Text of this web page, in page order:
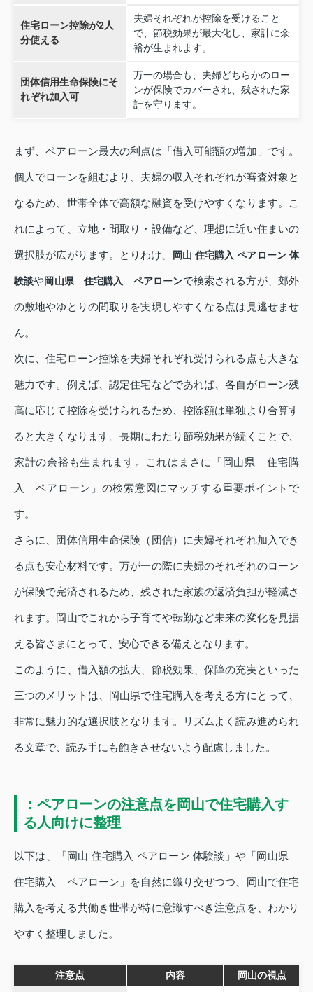
住宅ローン控除が2人
分使える
夫婦それぞれが控除を受けること
で、節税効果が最大化し、家計に余
裕が生まれます。
団体信用生命保険にそ
れぞれ加入可
万一の場合も、夫婦どちらかのロー
ンが保険でカバーされ、残された家
計を守ります。
まず、ペアローン最大の利点は「借入可能額の増加」です。
個人でローンを組むより、夫婦の収入それぞれが審査対象と
なるため、世帯全体で高額な融資を受けやすくなります。こ
れによって、立地・間取り・設備など、理想に近い住まいの
選択肢が広がります。とりわけ、 岡山 住宅購入 ペアローン 体
験談や岡山県 住宅購入 ペアローンで検索される方が、郊外
の敷地やゆとりの間取りを実現しやすくなる点は見逃せませ
ん。
次に、住宅ローン控除を夫婦それぞれ受けられる点も大きな
魅力です。例えば、認定住宅などであれば、各自がローン残
高に応じて控除を受けられるため、控除額は単独より合算す
ると大きくなります。長期にわたり節税効果が続くことで、
家計の余裕も生まれます。これはまさに「岡山県 住宅購
入 ペアローン」の検索意図にマッチする重要ポイントで
す。
さらに、団体信用生命保険（団信）に夫婦それぞれ加入でき
る点も安心材料です。万が一の際に夫婦のそれぞれのローン
が保険で完済されるため、残された家族の返済負担が軽減さ
れます。岡山でこれから子育てや転勤など未来の変化を見据
える皆さまにとって、安心できる備えとなります。
このように、借入額の拡大、節税効果、保障の充実といった
三つのメリットは、岡山県で住宅購入を考える方にとって、
非常に魅力的な選択肢となります。リズムよく読み進められ
る文章で、読み手にも飽きさせないよう配慮しました。
：ペアローンの注意点を岡山で住宅購入す
る人向けに整理
以下は、「岡山 住宅購入 ペアローン 体験談」や「岡山県
住宅購入 ペアローン」を自然に織り交ぜつつ、岡山で住宅
購入を考える共働き世帯が特に意識すべき注意点を、わかり
やすく整理しました。
注意点 内容 岡山の視点